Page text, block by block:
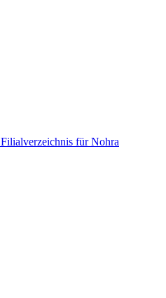
Filialverzeichnis für Nohra